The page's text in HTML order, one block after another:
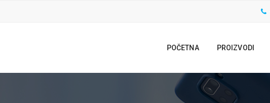
POČETNA PROIZVODI